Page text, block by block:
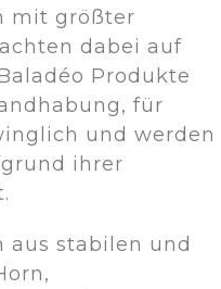
mit größter
dabei auf
Produkte
für
und werden
ihrer
aus stabilen und